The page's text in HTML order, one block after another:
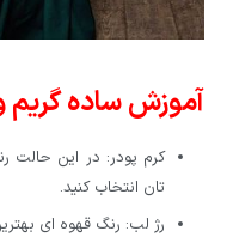
آموزش ساده گریم
کرم پودر: در این حالت
تان انتخاب کنید.
رژ لب: رنگ قهوه ای